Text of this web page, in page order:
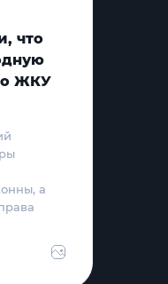
что
ЖКУ
а